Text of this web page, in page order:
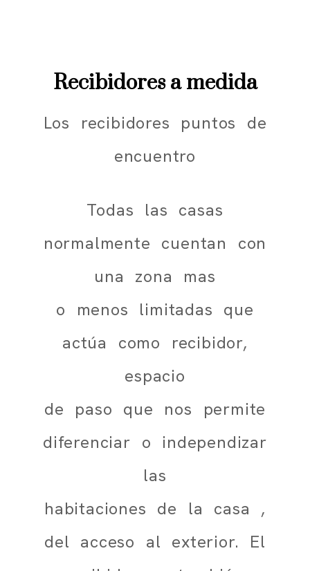
Recibidores a medida
Los recibidores puntos de
encuentro
Todas las casas
normalmente cuentan con
una zona mas
o menos limitadas que
actúa como recibidor,
espacio
de paso que nos permite
diferenciar o independizar
las
habitaciones de la casa ,
del acceso al exterior. El